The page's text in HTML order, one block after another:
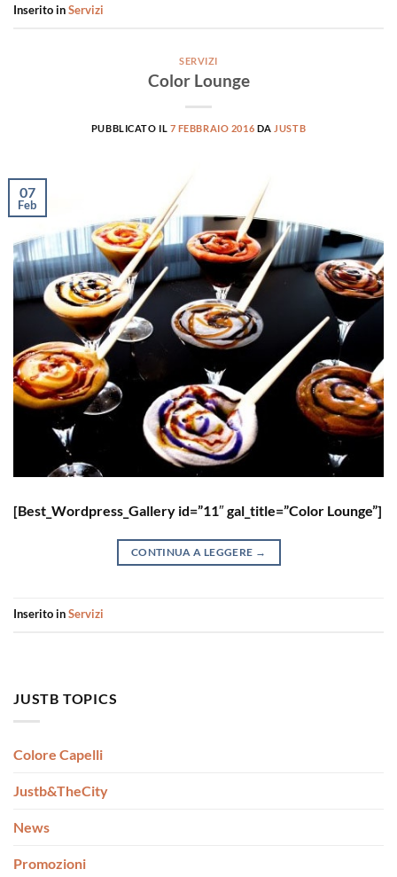
Inserito inServizi
SERVIZI
Color Lounge
PUBBLICATO IL 7 FEBBRAIO 2016 DA JUSTB
07
Feb
[Best_Wordpress_Gallery id=”11″ gal_title=”Color Lounge”]
CONTINUA A LEGGERE →
Inserito inServizi
JUSTB TOPICS
Colore Capelli
Justb&TheCity
News
Promozioni